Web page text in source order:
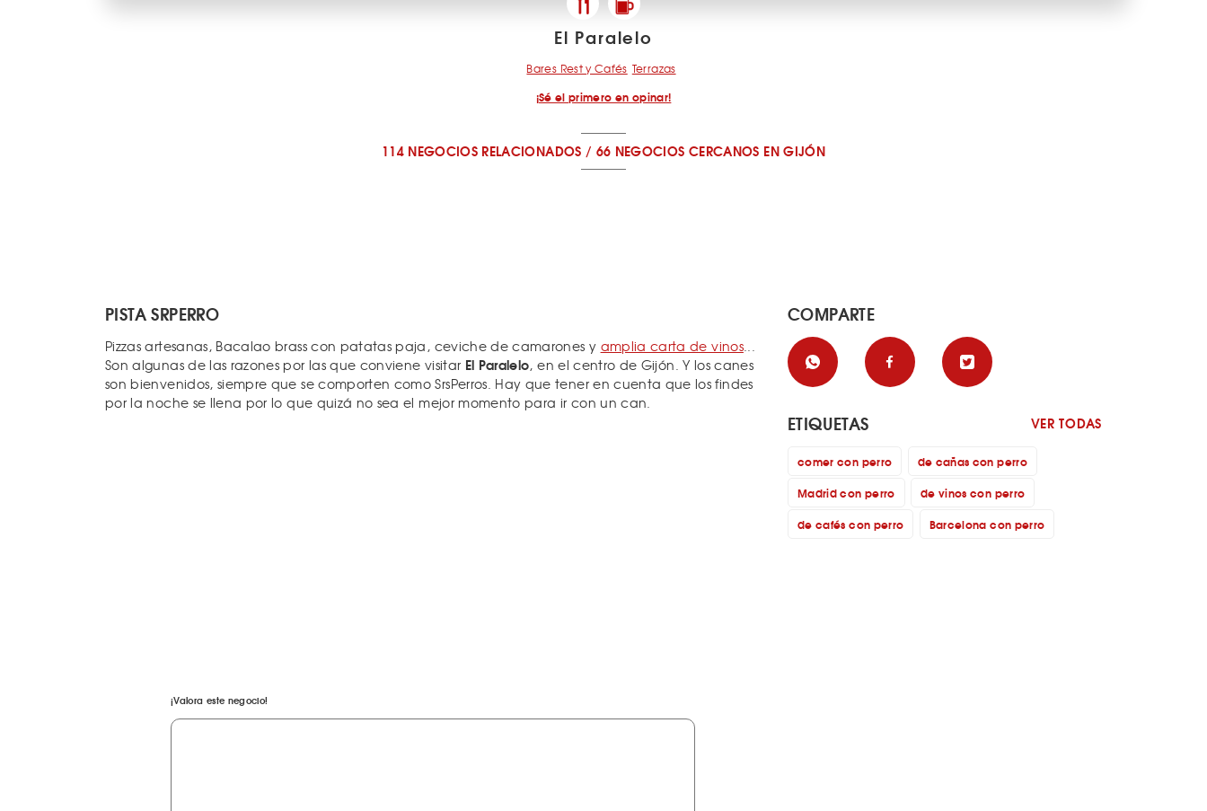
El Paralelo
Bares Rest y Cafés Terrazas
¡Sé el primero en opinar!
114 NEGOCIOS RELACIONADOS / 66 NEGOCIOS CERCANOS EN GIJÓN
PISTA SRPERRO
Pizzas artesanas, Bacalao brass con patatas paja, ceviche de camarones y amplia carta de vinos...
Son algunas de las razones por las que conviene visitar El Paralelo, en el centro de Gijón. Y los canes
son bienvenidos, siempre que se comporten como SrsPerros. Hay que tener en cuenta que los findes
por la noche se llena por lo que quizá no sea el mejor momento para ir con un can.
¡Valora este negocio!
COMPARTE
ETIQUETAS VER TODAS
comer con perro
de cañas con perro
Madrid con perro
de vinos con perro
de cafés con perro
Barcelona con perro